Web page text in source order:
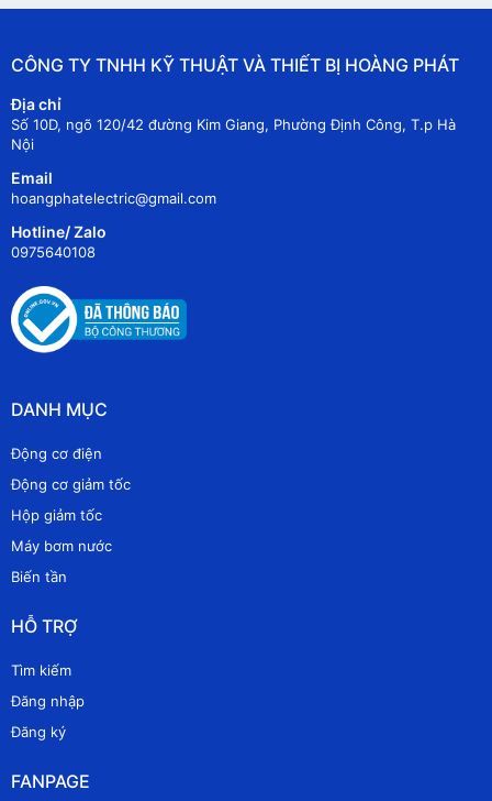
CÔNG TY TNHH KỸ THUẬT VÀ THIẾT BỊ HOÀNG PHÁT
Địa chỉ
Số 10D, ngõ 120/42 đường Kim Giang, Phường Định Công, T.p Hà
Nội
Email
hoangphatelectric@gmail.com
Hotline/ Zalo
0975640108
DANH MỤC
Động cơ điện
Động cơ giảm tốc
Hộp giảm tốc
Máy bơm nước
Biến tần
HỖ TRỢ
Tìm kiếm
Đăng nhập
Đăng ký
FANPAGE